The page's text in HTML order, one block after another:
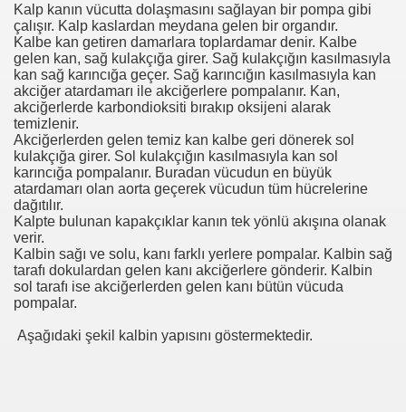
Kalp kanın vücutta dolaşmasını sağlayan bir pompa gibi
çalışır. Kalp kaslardan meydana gelen bir organdır.
Kalbe kan getiren damarlara toplardamar denir. Kalbe
gelen kan, sağ kulakçığa girer. Sağ kulakçığın kasılmasıyla
kan sağ karıncığa geçer. Sağ karıncığın kasılmasıyla kan
akciğer atardamarı ile akciğerlere pompalanır. Kan,
akciğerlerde karbondioksiti bırakıp oksijeni alarak
temizlenir.
Akciğerlerden gelen temiz kan kalbe geri dönerek sol
kulakçığa girer. Sol kulakçığın kasılmasıyla kan sol
karıncığa pompalanır. Buradan vücudun en büyük
atardamarı olan aorta geçerek vücudun tüm hücrelerine
dağıtılır.
Kalpte bulunan kapakçıklar kanın tek yönlü akışına olanak
verir.
Kalbin sağı ve solu, kanı farklı yerlere pompalar. Kalbin sağ
tarafı dokulardan gelen kanı akciğerlere gönderir. Kalbin
sol tarafı ise akciğerlerden gelen kanı bütün vücuda
pompalar.
Aşağıdaki şekil kalbin yapısını göstermektedir.